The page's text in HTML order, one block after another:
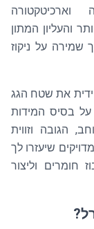
והעליון המתון
שמירה על ניקוז
את שטח הגג
על בסיס המידות
הגובה וזווית
שיעזרו לך
חומרים וליצור